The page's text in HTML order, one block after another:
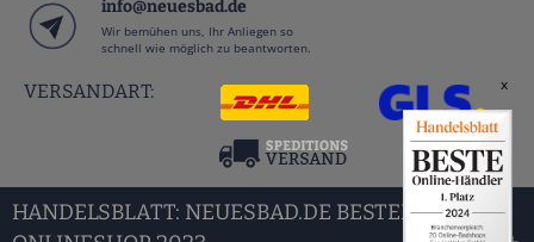
info@neuesbad.de
Wir bemühen uns, Ihr Anliegen so
schnell wie möglich zu beantworten.
VERSANDART:
HANDELSBLATT: NEUESBAD.DE BESTER BAD
x